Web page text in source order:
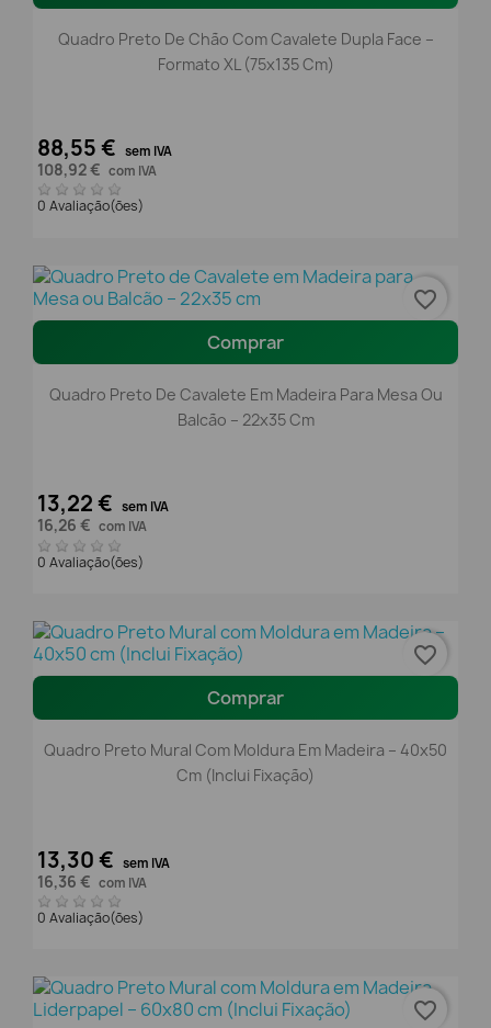
Quadro Preto De Chão Com Cavalete Dupla Face –
Formato XL (75x135 Cm)
88,55 € sem IVA
108,92 € com IVA
0 Avaliação(ões)
Comprar
Quadro Preto De Cavalete Em Madeira Para Mesa Ou
Balcão – 22x35 Cm
13,22 € sem IVA
16,26 € com IVA
0 Avaliação(ões)
favorite_border
Comprar
Quadro Preto Mural Com Moldura Em Madeira – 40x50
Cm (Inclui Fixação)
13,30 € sem IVA
16,36 € com IVA
0 Avaliação(ões)
favorite_border
favorite_border